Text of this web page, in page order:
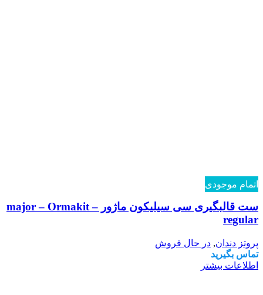
اتمام موجودی
ست قالبگیری سی سیلیکون ماژور – major – Ormakit
regular
پروتز دندان, در حال فروش
تماس بگیرید
اطلاعات بیشتر